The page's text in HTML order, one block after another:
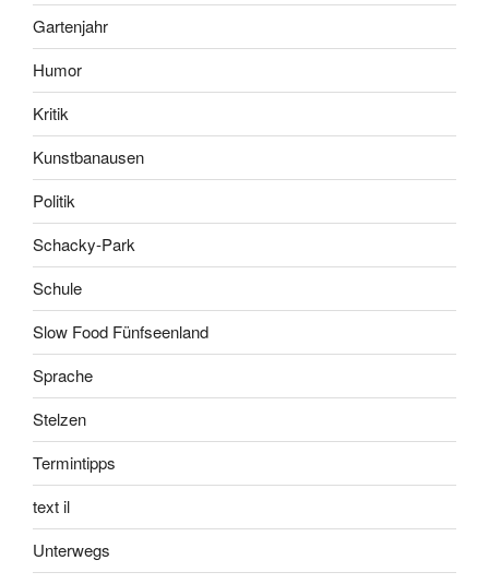
Gartenjahr
Humor
Kritik
Kunstbanausen
Politik
Schacky-Park
Schule
Slow Food Fünfseenland
Sprache
Stelzen
Termintipps
text il
Unterwegs